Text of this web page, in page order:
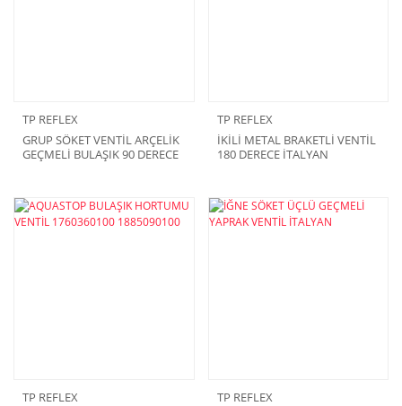
TP REFLEX
GRUP SÖKET VENTİL ARÇELİK
GEÇMELİ BULAŞIK 90 DERECE
TP REFLEX
İKİLİ METAL BRAKETLİ VENTİL
180 DERECE İTALYAN
TP REFLEX
TP REFLEX